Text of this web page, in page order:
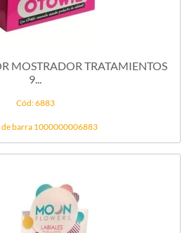
MOSTRADOR TRATAMIENTOS
9...
Cód: 6883
de barra 1000000006883